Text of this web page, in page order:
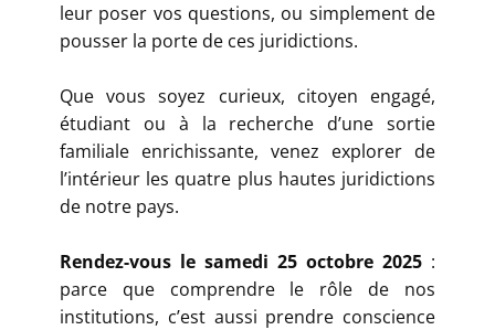
leur poser vos questions, ou simplement de
pousser la porte de ces juridictions.
Que vous soyez curieux, citoyen engagé,
étudiant ou à la recherche d’une sortie
familiale enrichissante, venez explorer de
l’intérieur les quatre plus hautes juridictions
de notre pays.
Rendez-vous le samedi 25 octobre 2025 :
parce que comprendre le rôle de nos
institutions, c’est aussi prendre conscience